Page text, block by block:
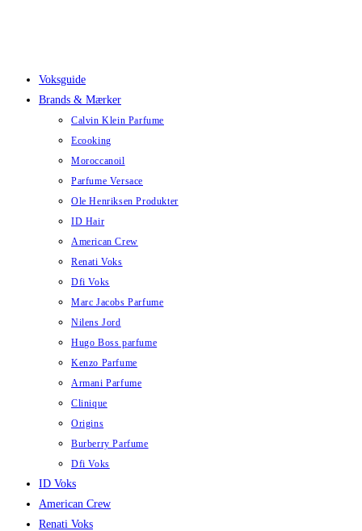
Voksguide
Brands & Mærker
Calvin Klein Parfume
Ecooking
Moroccanoil
Parfume Versace
Ole Henriksen Produkter
ID Hair
American Crew
Renati Voks
Dfi Voks
Marc Jacobs Parfume
Nilens Jord
Hugo Boss parfume
Kenzo Parfume
Armani Parfume
Clinique
Origins
Burberry Parfume
Dfi Voks
ID Voks
American Crew
Renati Voks